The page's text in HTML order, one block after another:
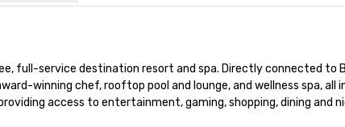
full-service destination resort and spa. Directly connected to
winning chef, rooftop pool and lounge, and wellness spa,
access to entertainment, gaming, shopping, dining and